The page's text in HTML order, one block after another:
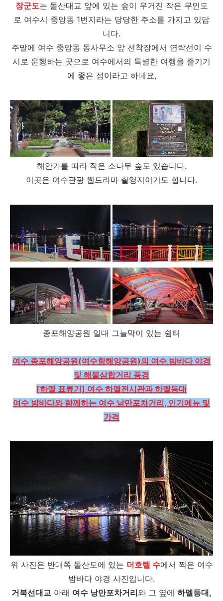
장군도는 돌산대교 앞에 있는 숲이 우거진 작은 무인도
로 여수시 중앙동 1번지라는 당당한 주소를 가지고 있답
니다.
주말에 여수 중앙동 동사무소 앞 선착장에서 연락선이 수
시로 운행하는 곳으로 여수에서의 특별한 여행을 즐기기
에 좋은 섬이라고 하네요,
해안가를 따라 작은 소나무 숲도 있습니다.
이곳은 여수관광 웹드라마 촬영지이기도 합니다.
종포해양공원 일대 그늘막이 있는 쉼터
여수 종포해양공원(여수항해양공원)의 여수 밤바다 야경
및 해물삼합거리 풍경
[하멜 표류기] 여수 하멜전시관과 하멜등대
여수 밤바다와 함께하는 여수 낭만포차거리, 인기메뉴 및
가격
위 사진은 반대쪽 돌산도에 있는 더호텔 수에서 찍은 여수
밤바다 야경 사진입니다.
거북선대교 아래 여수 낭만포차거리와 그 옆에 하멜등대,